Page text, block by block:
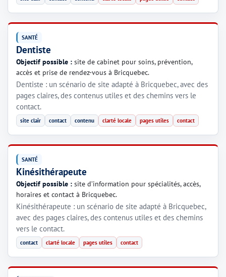
SANTÉ
Dentiste
Objectif possible : site de cabinet pour soins, prévention,
accès et prise de rendez-vous à Bricquebec.
Dentiste : un scénario de site adapté à Bricquebec, avec des
pages claires, des contenus utiles et des chemins vers le
contact.
site clair contact contenu clarté locale pages utiles contact
SANTÉ
Kinésithérapeute
Objectif possible : site d’information pour spécialités, accès,
horaires et contact à Bricquebec.
Kinésithérapeute : un scénario de site adapté à Bricquebec,
avec des pages claires, des contenus utiles et des chemins
vers le contact.
contact clarté locale pages utiles contact